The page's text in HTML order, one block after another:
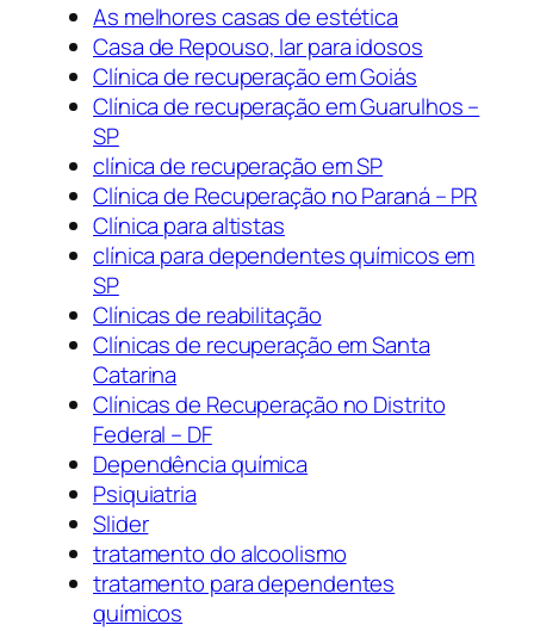
As melhores casas de estética
Casa de Repouso, lar para idosos
Clínica de recuperação em Goiás
Clínica de recuperação em Guarulhos –
SP
clínica de recuperação em SP
Clínica de Recuperação no Paraná – PR
Clínica para altistas
clínica para dependentes químicos em
SP
Clínicas de reabilitação
Clínicas de recuperação em Santa
Catarina
Clínicas de Recuperação no Distrito
Federal – DF
Dependência química
Psiquiatria
Slider
tratamento do alcoolismo
tratamento para dependentes
químicos